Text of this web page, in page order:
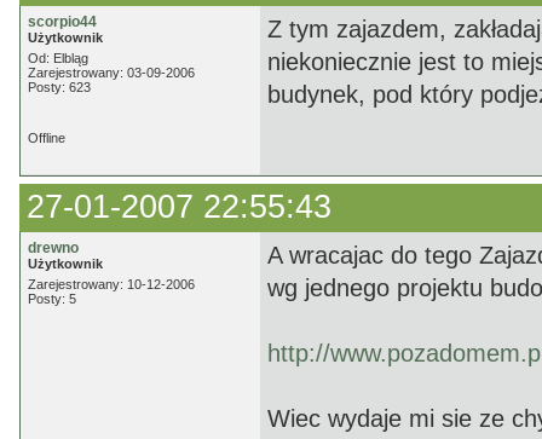
scorpio44
Użytkownik
Od: Elbląg
Zarejestrowany: 03-09-2006
Posty: 623
Z tym zajazdem,
niekoniecznie jest to
budynek, pod który
Offline
27-01-2007 22:55:43
drewno
Użytkownik
Zarejestrowany: 10-12-2006
Posty: 5
A wracajac do tego
wg jednego projektu
http://
Wiec wydaje mi sie ze